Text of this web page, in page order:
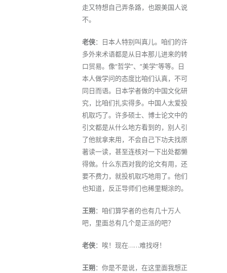
走又特想自己弄条路，也跟美国人说
不。
老侠：日本人特别叫真儿。咱们的许
多外来术语都是从日本那儿进来的转
口贸易。像“哲学”、“美学”等等。日
本人做学问的态度比咱们认真，不可
同日而语。日本学者做的中国文化研
究，比咱们扎实得多。中国人太爱投
机取巧了。许多硕士、博士论文中的
引文都是从什么地方看到的，别人引
了他就拿来用，不会自己下功夫找原
著读一读，甚至连核对一下出处都懒
得做。什么东西对我的论文有用，还
要不费力，就投机取巧地用了。他们
也知道，反正导师们也稀里糊涂的。
王朔：咱们算学者的也有几十万人
吧，里面总有几个是正派的吧？
老侠：唉！现在……难找呀！
王朔：你是不是说，在这里面我想正